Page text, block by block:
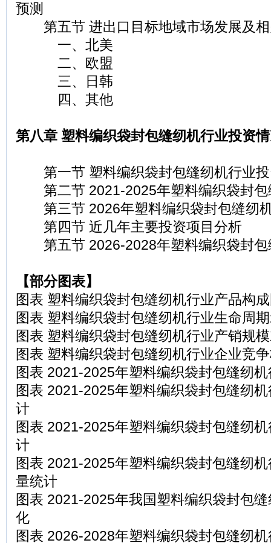
预测
第五节 进出口目标地域市场发展及相
一、北美
二、欧盟
三、日韩
四、其他
第八章 塑料编织袋封包缝纫机行业投资
第一节 塑料编织袋封包缝纫机行业投
第二节 2021-2025年塑料编织袋封包
第三节 2026年塑料编织袋封包缝纫
第四节 近几年主要投资项目分析
第五节 2026-2028年塑料编织袋封包
【部分图表】
图表 塑料编织袋封包缝纫机行业产品构
图表 塑料编织袋封包缝纫机行业生命周
图表 塑料编织袋封包缝纫机行业产销规
图表 塑料编织袋封包缝纫机行业企业竞
图表 2021-2025年塑料编织袋封包缝纫
图表 2021-2025年塑料编织袋封包缝纫
计
图表 2021-2025年塑料编织袋封包缝纫
计
图表 2021-2025年塑料编织袋封包缝纫
量统计
图表 2021-2025年我国塑料编织袋封包
化
图表 2026-2028年塑料编织袋封包缝纫